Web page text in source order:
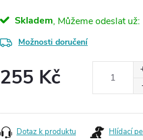
Skladem
Možnosti doručení
255 Kč
Dotaz k produktu Hlídací